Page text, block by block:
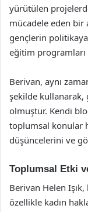
yürütülen
mücadele eden bir
gençlerin politikaya
eğitim
Berivan, aynı
şekilde kullanarak,
olmuştur. Kendi
toplumsal konular
düşüncelerini ve
Toplumsal Etki
Berivan Helen
özellikle kadın